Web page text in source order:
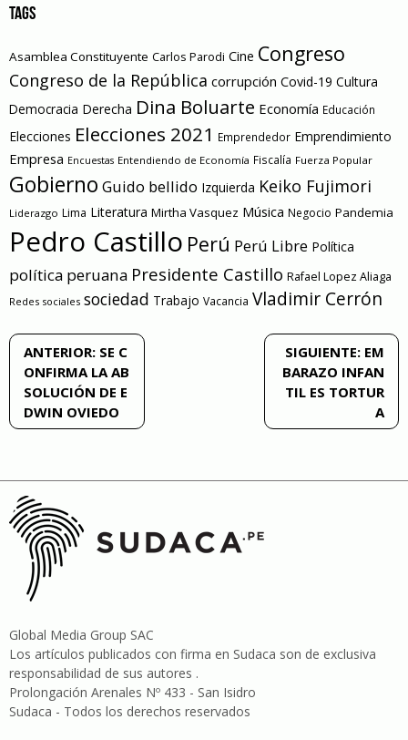
TAGS
Asamblea Constituyente Carlos Parodi Cine Congreso
Congreso de la República corrupción Covid-19 Cultura
Democracia Derecha Dina Boluarte Economía Educación
Elecciones Elecciones 2021 Emprendedor Emprendimiento
Empresa Encuestas Entendiendo de Economía Fiscalía Fuerza Popular
Gobierno Guido bellido Izquierda Keiko Fujimori
Liderazgo Lima Literatura Mirtha Vasquez Música Negocio Pandemia
Pedro Castillo Perú Perú Libre Política
política peruana Presidente Castillo Rafael Lopez Aliaga
Redes sociales sociedad Trabajo Vacancia Vladimir Cerrón
Navegación
de
entradas
ANTERIOR: SE C
ONFIRMA LA AB
SOLUCIÓN DE E
DWIN OVIEDO
SIGUIENTE: EM
BARAZO INFAN
TIL ES TORTUR
A
Global Media Group SAC
Los artículos publicados con firma en Sudaca son de exclusiva
responsabilidad de sus autores .
Prolongación Arenales Nº 433 - San Isidro
Sudaca - Todos los derechos reservados